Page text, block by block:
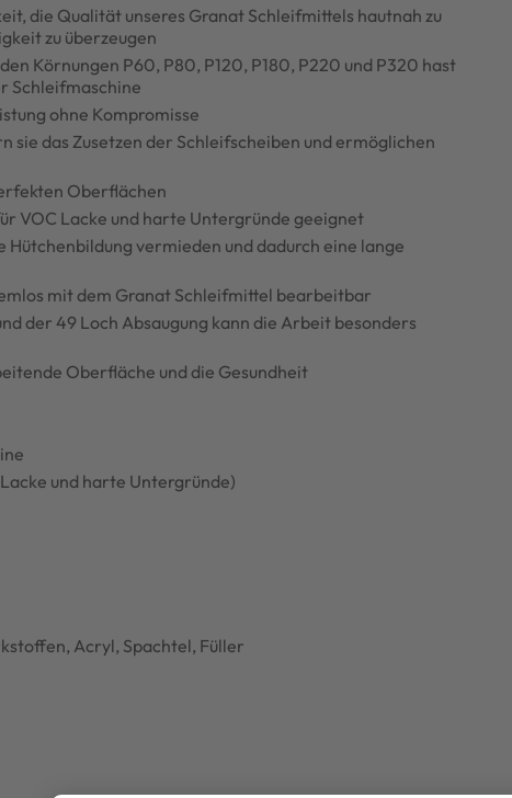
die Qualität unseres Granat Schleifmittels hautnah zu
zu überzeugen
Körnungen P60, P80, P120, P180, P220 und P320 hast
Schleifmaschine
ohne Kompromisse
sie das Zusetzen der Schleifscheiben und ermöglichen
Oberflächen
VOC Lacke und harte Untergründe geeignet
vermieden und dadurch eine lange
mit dem Granat Schleifmittel bearbeitbar
der 49 Loch Absaugung kann die Arbeit besonders
Oberfläche und die Gesundheit
und harte Untergründe)
Acryl, Spachtel, Füller